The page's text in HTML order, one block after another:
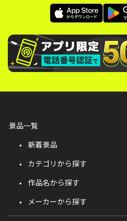
景品一覧
新着景品
カテゴリから探す
作品名から探す
メーカーから探す